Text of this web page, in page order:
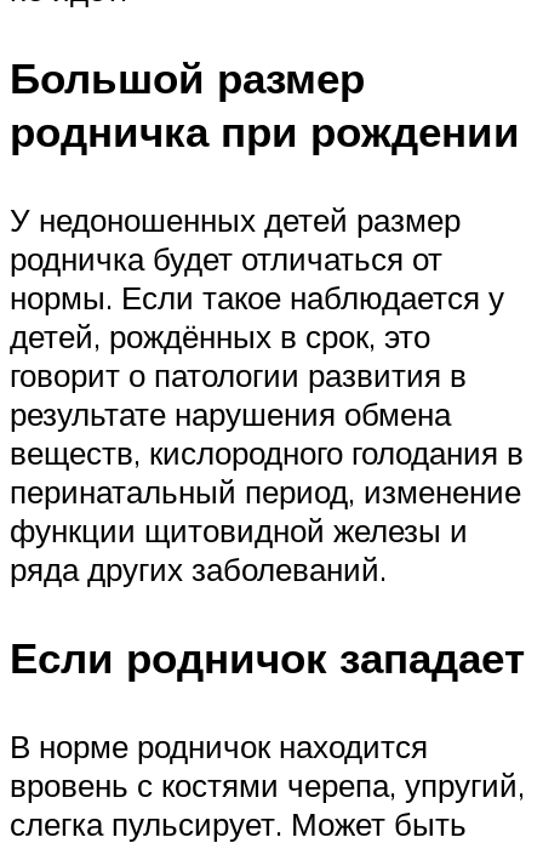
Большой размер
родничка при рождении
У недоношенных детей размер
родничка будет отличаться от
нормы. Если такое наблюдается у
детей, рождённых в срок, это
говорит о патологии развития в
результате нарушения обмена
веществ, кислородного голодания в
перинатальный период, изменение
функции щитовидной железы и
ряда других заболеваний.
Если родничок западает
В норме родничок находится
вровень с костями черепа, упругий,
слегка пульсирует. Может быть